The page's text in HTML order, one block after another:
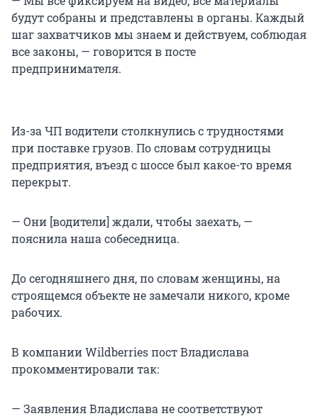
будут собраны и представлены в органы. Каждый
шаг захватчиков мы знаем и действуем, соблюдая
все законы, — говорится в посте
предпринимателя.
Из-за ЧП водители столкнулись с трудностями
при поставке грузов. По словам сотрудницы
предприятия, въезд с шоссе был какое-то время
перекрыт.
— Они [водители] ждали, чтобы заехать, —
пояснила наша собеседница.
До сегодняшнего дня, по словам женщины, на
строящемся объекте не замечали никого, кроме
рабочих.
В компании Wildberries пост Владислава
прокомментировали так:
— Заявления Владислава не соответствуют